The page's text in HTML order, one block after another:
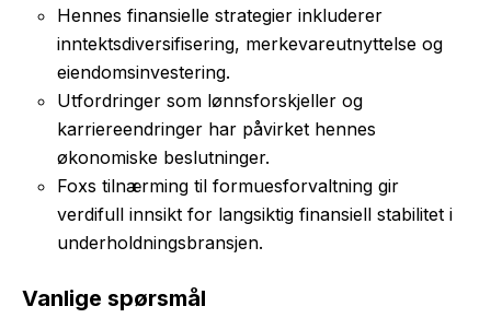
Hennes finansielle strategier inkluderer
inntektsdiversifisering, merkevareutnyttelse og
eiendomsinvestering.
Utfordringer som lønnsforskjeller og
karriereendringer har påvirket hennes
økonomiske beslutninger.
Foxs tilnærming til formuesforvaltning gir
verdifull innsikt for langsiktig finansiell stabilitet i
underholdningsbransjen.
Vanlige spørsmål